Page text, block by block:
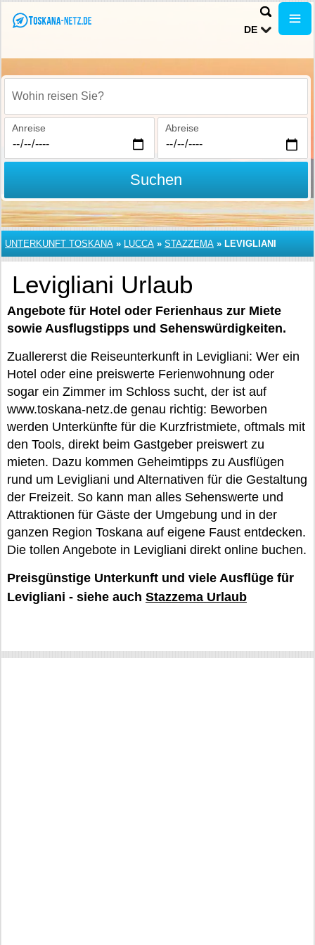
DE
Wohin reisen Sie?
Anreise Abreise
Suchen
UNTERKUNFT TOSKANA » LUCCA » STAZZEMA » LEVIGLIANI
Levigliani Urlaub
Angebote für Hotel oder Ferienhaus zur Miete
sowie Ausflugstipps und Sehenswürdigkeiten.
Zuallererst die Reiseunterkunft in Levigliani: Wer ein
Hotel oder eine preiswerte Ferienwohnung oder
sogar ein Zimmer im Schloss sucht, der ist auf
www.toskana-netz.de genau richtig: Beworben
werden Unterkünfte für die Kurzfristmiete, oftmals mit
den Tools, direkt beim Gastgeber preiswert zu
mieten. Dazu kommen Geheimtipps zu Ausflügen
rund um Levigliani und Alternativen für die Gestaltung
der Freizeit. So kann man alles Sehenswerte und
Attraktionen für Gäste der Umgebung und in der
ganzen Region Toskana auf eigene Faust entdecken.
Die tollen Angebote in Levigliani direkt online buchen.
Preisgünstige Unterkunft und viele Ausflüge für
Levigliani - siehe auch Stazzema Urlaub